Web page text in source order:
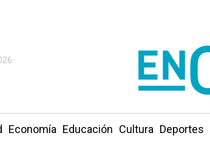
Economía Educación Cultura Deportes